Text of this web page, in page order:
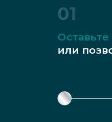
01
Оставьте
или